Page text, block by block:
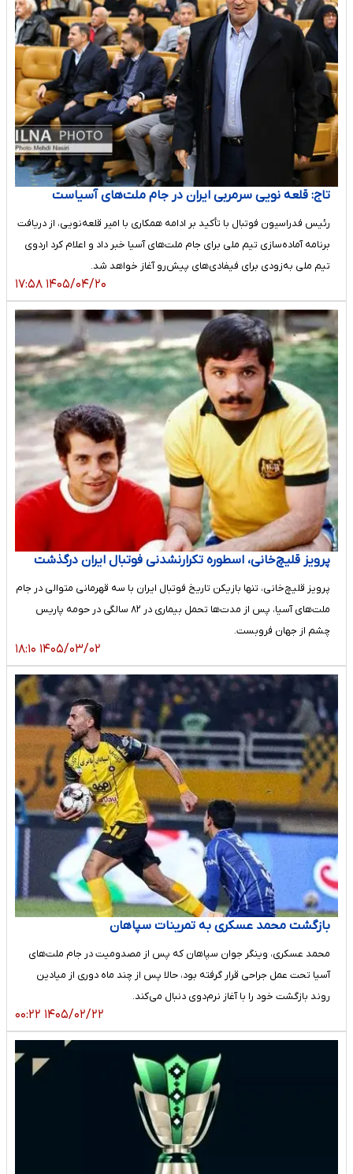
تاج: قلعه نویی سرمربی ایران در جام ملت‌های آسیاست
رئیس فدراسیون فوتبال با تأکید بر ادامه همکاری با امیر قلعه‌نویی، از دریافت
برنامه آماده‌سازی تیم ملی برای جام ملت‌های آسیا خبر داد و اعلام کرد اردوی
تیم ملی به‌زودی برای فیفادی‌های پیش‌رو آغاز خواهد شد.
۱۴۰۵/۰۴/۲۰ ۱۷:۵۸
پرویز قلیچ‌خانی، اسطوره تکرارنشدنی فوتبال ایران درگذشت
پرویز قلیچ‌خانی، تنها بازیکن تاریخ فوتبال ایران با سه قهرمانی متوالی در جام
ملت‌های آسیا، پس از مدت‌ها تحمل بیماری در ۸۲ سالگی در حومه پاریس
چشم از جهان فروبست.
۱۴۰۵/۰۳/۰۲ ۱۸:۱۰
بازگشت محمد عسکری به تمرینات سپاهان
محمد عسکری، وینگر جوان سپاهان که پس از مصدومیت در جام ملت‌های
آسیا تحت عمل جراحی قرار گرفته بود، حالا پس از چند ماه دوری از میادین
روند بازگشت خود را با آغاز نرم‌دوی دنبال می‌کند.
۱۴۰۵/۰۲/۲۲ ۰۰:۲۲